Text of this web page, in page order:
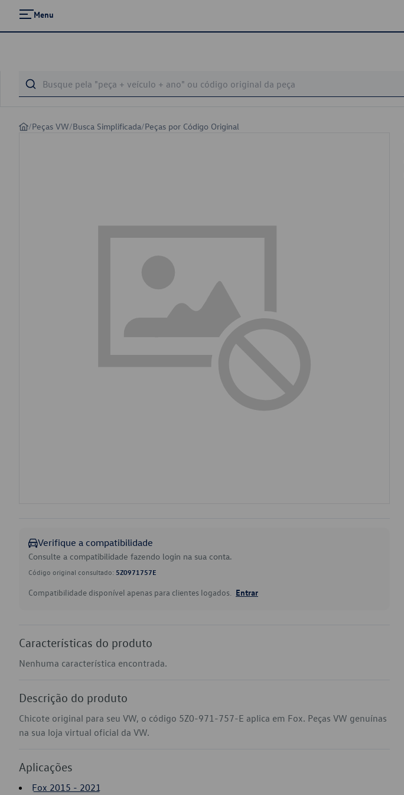
Menu
/Peças VW/Busca Simplificada/Peças por Código Original
Verifique a compatibilidade
Consulte a compatibilidade fazendo login na sua conta.
Código original consultado: 5Z0971757E
Compatibilidade disponível apenas para clientes logados. Entrar
Características do produto
Nenhuma característica encontrada.
Descrição do produto
Chicote original para seu VW, o código 5Z0-971-757-E aplica em Fox. Peças VW genuínas
na sua loja virtual oficial da VW.
Aplicações
Fox 2015 - 2021